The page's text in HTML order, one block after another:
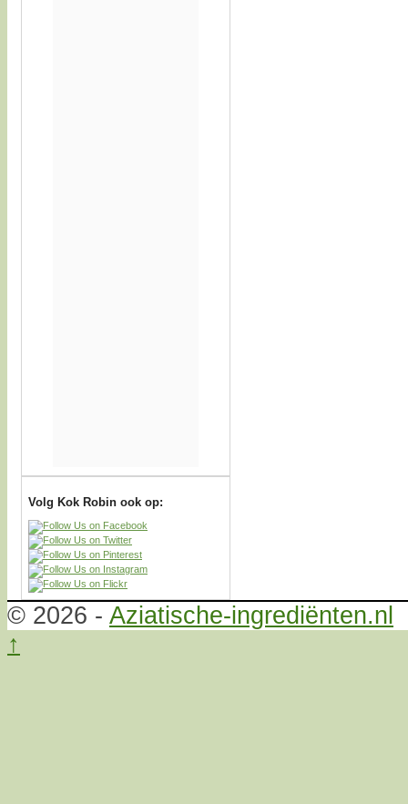
Volg Kok Robin ook op:
© 2026 - Aziatische-ingrediënten.nl
↑